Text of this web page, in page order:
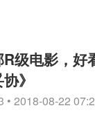
R级电影，
》
• 2018-08-22